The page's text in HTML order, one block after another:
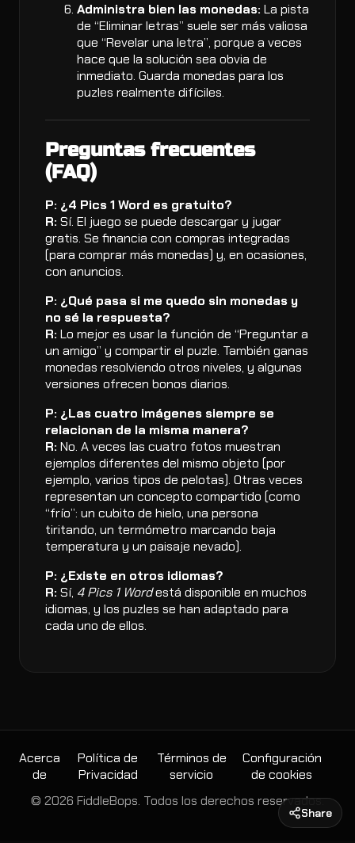
Administra bien las monedas: La pista
de “Eliminar letras” suele ser más valiosa
que “Revelar una letra”, porque a veces
hace que la solución sea obvia de
inmediato. Guarda monedas para los
puzles realmente difíciles.
Preguntas frecuentes
(FAQ)
P: ¿4 Pics 1 Word es gratuito?
R: Sí. El juego se puede descargar y jugar
gratis. Se financia con compras integradas
(para comprar más monedas) y, en ocasiones,
con anuncios.
P: ¿Qué pasa si me quedo sin monedas y
no sé la respuesta?
R: Lo mejor es usar la función de “Preguntar a
un amigo” y compartir el puzle. También ganas
monedas resolviendo otros niveles, y algunas
versiones ofrecen bonos diarios.
P: ¿Las cuatro imágenes siempre se
relacionan de la misma manera?
R: No. A veces las cuatro fotos muestran
ejemplos diferentes del mismo objeto (por
ejemplo, varios tipos de pelotas). Otras veces
representan un concepto compartido (como
“frío”: un cubito de hielo, una persona
tiritando, un termómetro marcando baja
temperatura y un paisaje nevado).
P: ¿Existe en otros idiomas?
R: Sí, 4 Pics 1 Wordestá disponible en muchos
idiomas, y los puzles se han adaptado para
cada uno de ellos.
Acerca
de
Política de
Privacidad
Términos de
servicio
Configuración
de cookies
© 2026 FiddleBops. Todos los derechos reservados.
Share